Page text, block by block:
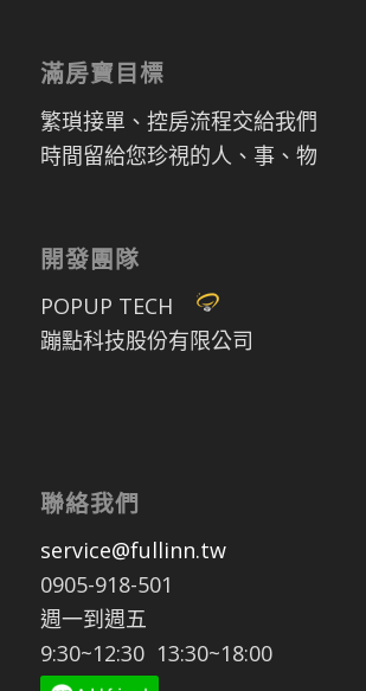
滿房寶目標
繁瑣接單、控房流程交給我們
時間留給您珍視的人、事、物
開發團隊
POPUP TECH
蹦點科技股份有限公司
聯絡我們
service@fullinn.tw
0905-918-501
週一到週五
9:30~12:30 13:30~18:00